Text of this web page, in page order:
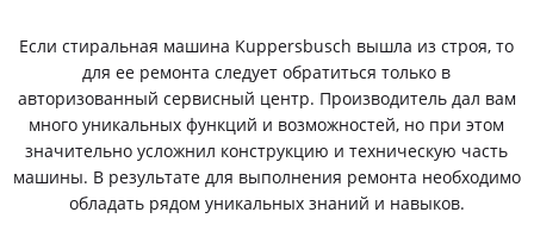
Если стиральная машина Kuppersbusch вышла из строя, то
для ее ремонта следует обратиться только в
авторизованный сервисный центр. Производитель дал вам
много уникальных функций и возможностей, но при этом
значительно усложнил конструкцию и техническую часть
машины. В результате для выполнения ремонта необходимо
обладать рядом уникальных знаний и навыков.